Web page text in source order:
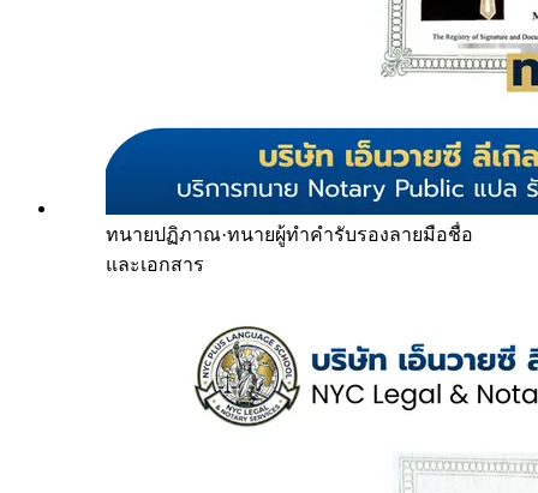
ทนายปฏิภาณ·ทนายผู้ทำคำรับรองลายมือชื่อ
และเอกสาร